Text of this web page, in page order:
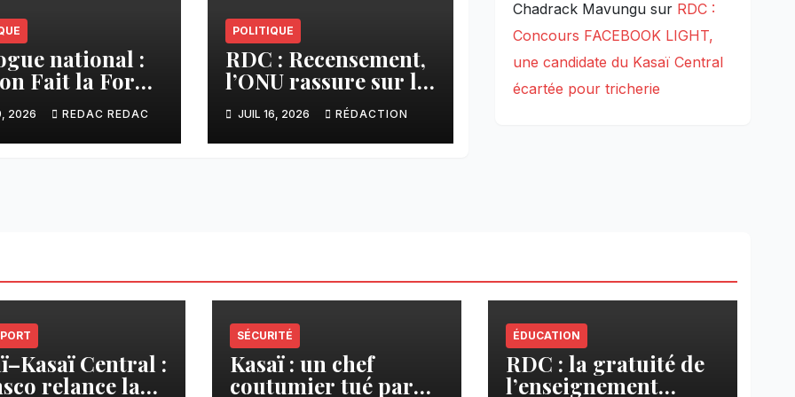
national :
Fait la Force
l’initiative
et
à la
2026 REDAC REDAC
POLITIQUE
RDC : Recensement,
l’ONU rassure sur le
respect du
calendrier
constitutionnel
JUIL 16, 2026 RÉDACTION
Chadrack Mavungusur RDC :
Concours FACEBOOK LIGHT,
une candidate du Kasaï Central
écartée pour tricherie
Central :
relance la
SÉCURITÉ
Kasaï : un chef
coutumier tué par
ÉDUCATION
RDC : la gratuité de
l’enseignement